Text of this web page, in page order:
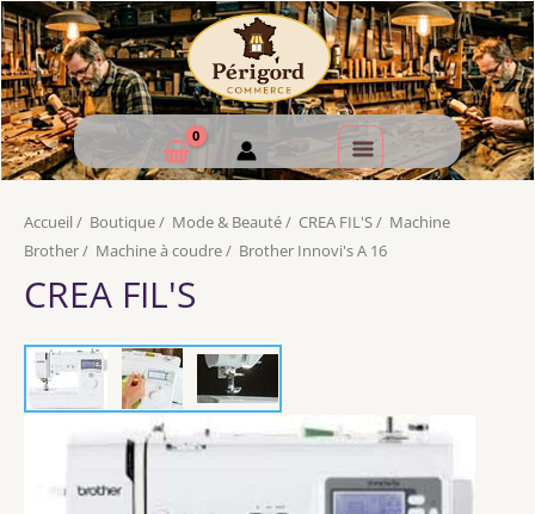
Accueil / Boutique/ Mode & Beauté/ CREA FIL'S/ Machine
Brother/ Machine à coudre/ Brother Innovi's A 16
CREA FIL'S